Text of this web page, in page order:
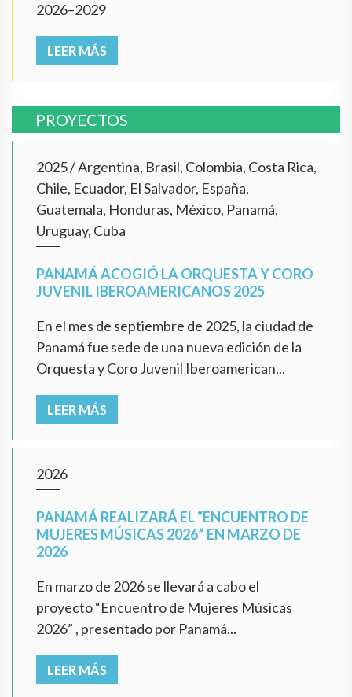
2026–2029
LEER MÁS
PROYECTOS
2025/Argentina, Brasil, Colombia, Costa Rica,
Chile, Ecuador, El Salvador, España,
Guatemala, Honduras, México, Panamá,
Uruguay, Cuba
PANAMÁ ACOGIÓ LA ORQUESTA Y CORO
JUVENIL IBEROAMERICANOS 2025
En el mes de septiembre de 2025, la ciudad de
Panamá fue sede de una nueva edición de la
Orquesta y Coro Juvenil Iberoamerican...
LEER MÁS
2026
PANAMÁ REALIZARÁ EL “ENCUENTRO DE
MUJERES MÚSICAS 2026” EN MARZO DE
2026
En marzo de 2026 se llevará a cabo el
proyecto “Encuentro de Mujeres Músicas
2026” , presentado por Panamá...
LEER MÁS